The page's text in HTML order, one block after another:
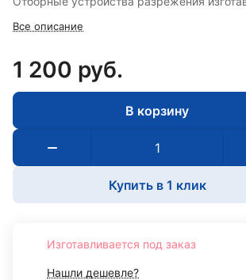
ТУ4218-004-17416124-97.
Все описание
1 200 руб.
В корзину
Купить в 1 клик
Изготавливается под заказ
Нашли дешевле?